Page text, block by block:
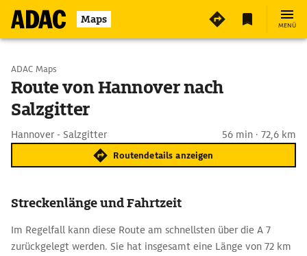
Maps MENÜ
Start wählen
Ziel eingeben
ADAC Maps
Route von Hannover nach
Salzgitter
Hannover - Salzgitter 56 min · 72,6 km
Routendetails anzeigen
Streckenlänge und Fahrtzeit
Im Regelfall kann diese Route am schnellsten über die A 7
zurückgelegt werden. Sie hat insgesamt eine Länge von 72 km